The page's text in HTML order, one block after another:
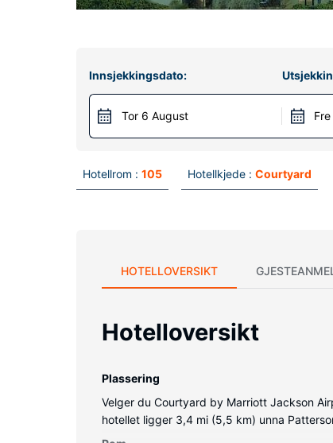
Innsjekkingsdato:
Tor 6 August
Hotellrom : 105 Hotellkjede : Courtyard
HOTELLOVERSIKT
Hotelloversikt
Plassering
Velger du Courtyard by Marriott Jackson
hotellet ligger 3,4 mi (5,5 km) unna